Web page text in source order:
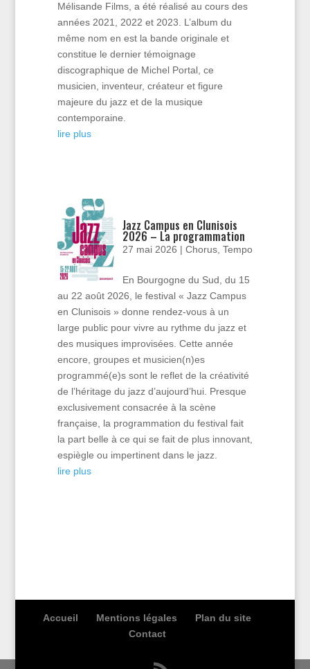
Mélisande Films, a été réalisé au cours des
années 2021, 2022 et 2023. L’album du
même nom en est la bande originale et
constitue le dernier témoignage
discographique de Michel Portal, ce
musicien, inventeur, créateur et figure
majeure du jazz et de la musique
contemporaine.
lire plus
Jazz Campus en Clunisois
2026 – La programmation
27 mai 2026 |Chorus ,Tempo
En Bourgogne du Sud, du 15
au 22 août 2026, le festival « Jazz Campus
en Clunisois » donne rendez-vous à un
large public pour vivre au rythme du jazz et
des musiques improvisées. Cette année
encore, groupes et musicien(n)es
programmé(e)s sont le reflet de la créativité
de l’héritage du jazz d’aujourd’hui. Presque
exclusivement consacrée à la scène
française, la programmation du festival fait
la part belle à ce qui se fait de plus innovant,
espiègle ou impertinent dans le jazz.
lire plus
Accueil Mentions légales
Plan du site
Contact